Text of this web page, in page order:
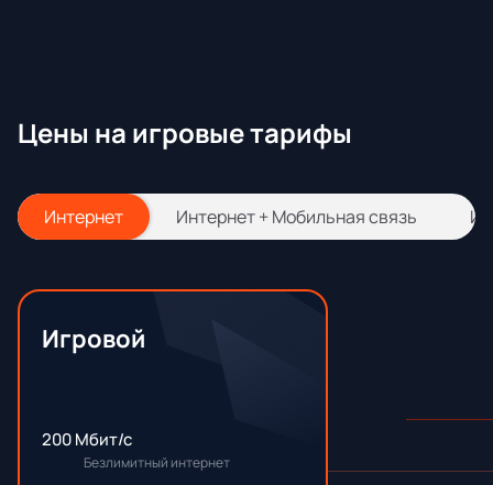
Цены на игровые тарифы
Интернет Интернет + Мобильная связь
Игровой
200 Мбит/с
Безлимитный интернет